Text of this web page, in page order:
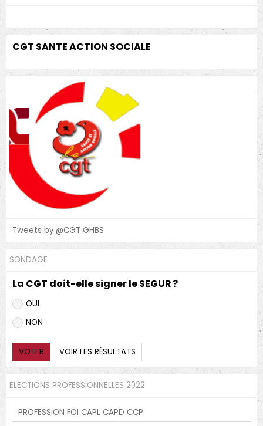
CGT SANTE ACTION SOCIALE
Tweets by @CGT GHBS
SONDAGE
La CGT doit-elle signer le SEGUR ?
OUI
NON
VOTER VOIR LES RÉSULTATS
ELECTIONS PROFESSIONNELLES 2022
PROFESSION FOI CAPL CAPD CCP